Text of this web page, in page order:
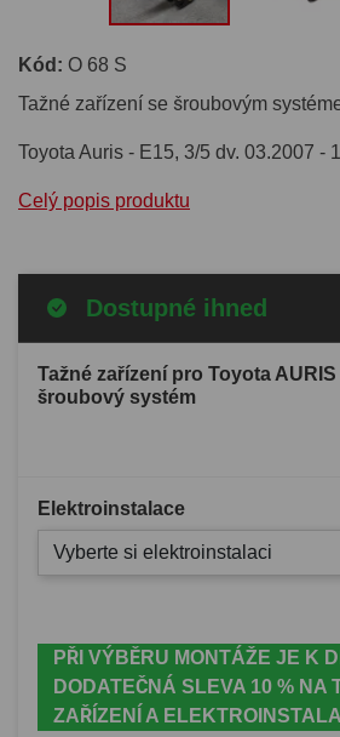
Kód: O 68 S
Tažné zařízení se šroubovým
Toyota Auris - E15, 3/5 dv. 03.2007 -
Celý popis produktu
Dostupné ihned
Tažné zařízení pro Toyota AURIS
šroubový systém
Elektroinstalace
Vyberte si elektroinstalaci
PŘI VÝBĚRU MONTÁŽE JE K
DODATEČNÁ SLEVA 10 % NA
ZAŘÍZENÍ A